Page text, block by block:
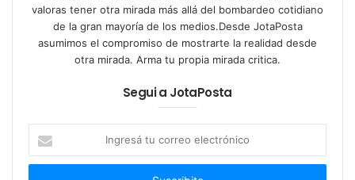
“Tabula rasa” significa literalmente “pizarra en
blanco”. En la filosofía clásica, especialmente en los
textos de Aristóteles y luego Locke, hace referencia
a la mente como un lienzo vacío que se va llenando
con la experiencia. En clave política, en cambio,
sugiere una invitación (o advertencia): todo puede
recomenzar, todo puede reescribirse. Y quien quiera
sumarse al proyecto libertario, tiene la oportunidad,
valoras tener otra mirada más allá del bombardeo cotidiano
de la gran mayoría de los medios.Desde JotaPosta
asumimos el compromiso de mostrarte la realidad desde
otra mirada. Arma tu propia mirada critica.
Segui a JotaPosta
correo